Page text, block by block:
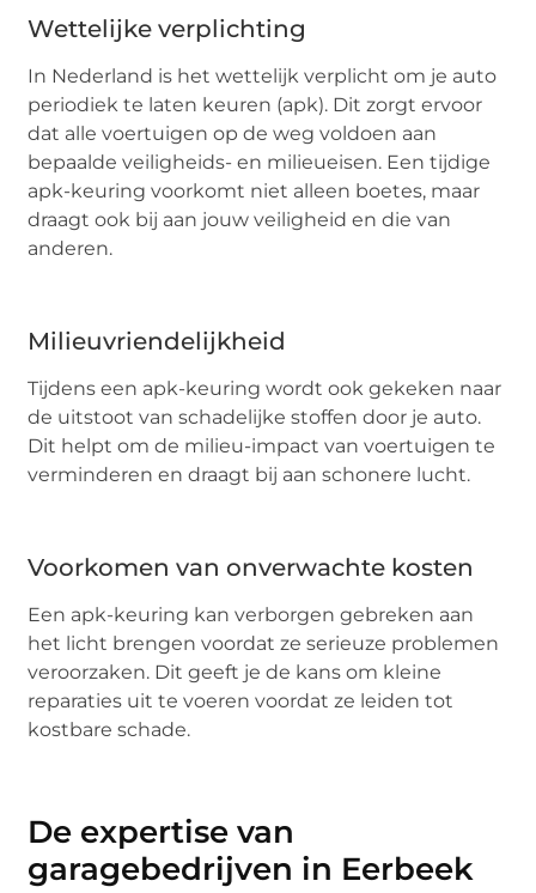
Wettelijke verplichting
In Nederland is het wettelijk verplicht om je auto
periodiek te laten keuren (apk). Dit zorgt ervoor
dat alle voertuigen op de weg voldoen aan
bepaalde veiligheids- en milieueisen. Een tijdige
apk-keuring voorkomt niet alleen boetes, maar
draagt ook bij aan jouw veiligheid en die van
anderen.
Milieuvriendelijkheid
Tijdens een apk-keuring wordt ook gekeken naar
de uitstoot van schadelijke stoffen door je auto.
Dit helpt om de milieu-impact van voertuigen te
verminderen en draagt bij aan schonere lucht.
Voorkomen van onverwachte kosten
Een apk-keuring kan verborgen gebreken aan
het licht brengen voordat ze serieuze problemen
veroorzaken. Dit geeft je de kans om kleine
reparaties uit te voeren voordat ze leiden tot
kostbare schade.
De expertise van
garagebedrijven in Eerbeek